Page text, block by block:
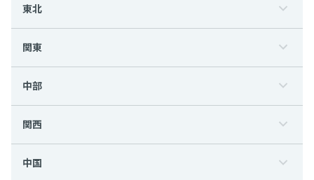
東北
関東
中部
関西
中国